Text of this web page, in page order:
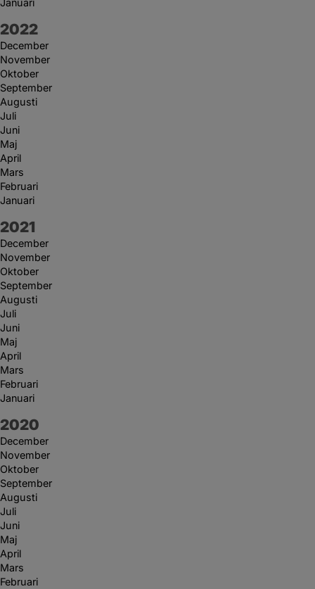
Januari
År:
2022
December
November
Oktober
September
Augusti
Juli
Juni
Maj
April
Mars
Februari
Januari
År:
2021
December
November
Oktober
September
Augusti
Juli
Juni
Maj
April
Mars
Februari
Januari
År:
2020
December
November
Oktober
September
Augusti
Juli
Juni
Maj
April
Mars
Februari